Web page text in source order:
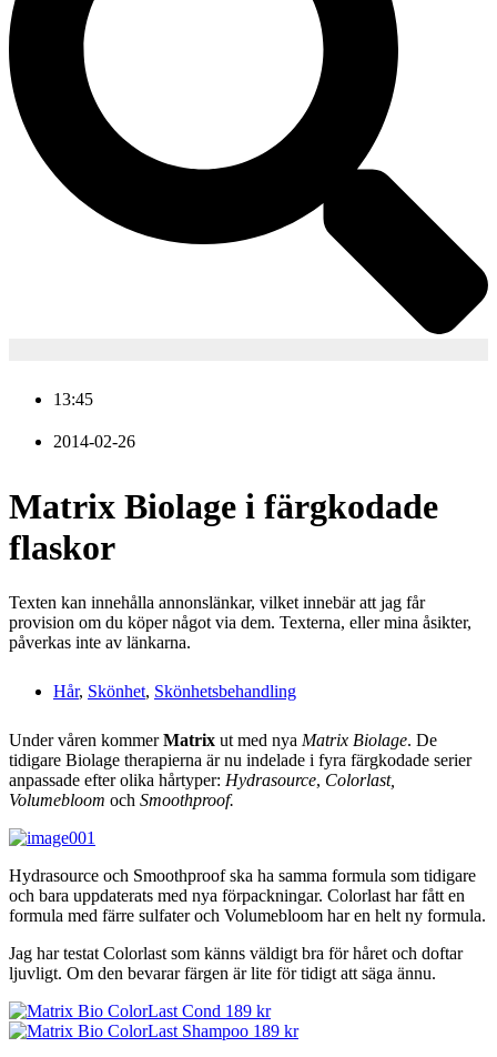
13:45
2014-02-26
Matrix Biolage i färgkodade
flaskor
Texten kan innehålla annonslänkar, vilket innebär att jag får
provision om du köper något via dem. Texterna, eller mina åsikter,
påverkas inte av länkarna.
Hår, Skönhet, Skönhetsbehandling
Under våren kommerMatrix ut med nya Matrix Biolage. De
tidigare Biolage therapierna är nu indelade i fyra färgkodade serier
anpassade efter olika hårtyper: Hydrasource, Colorlast,
Volumebloom och Smoothproof.
Hydrasource och Smoothproof ska ha samma formula som tidigare
och bara uppdaterats med nya förpackningar. Colorlast har fått en
formula med färre sulfater och Volumebloom har en helt ny formula.
Jag har testat Colorlast som känns väldigt bra för håret och doftar
ljuvligt. Om den bevarar färgen är lite för tidigt att säga ännu.